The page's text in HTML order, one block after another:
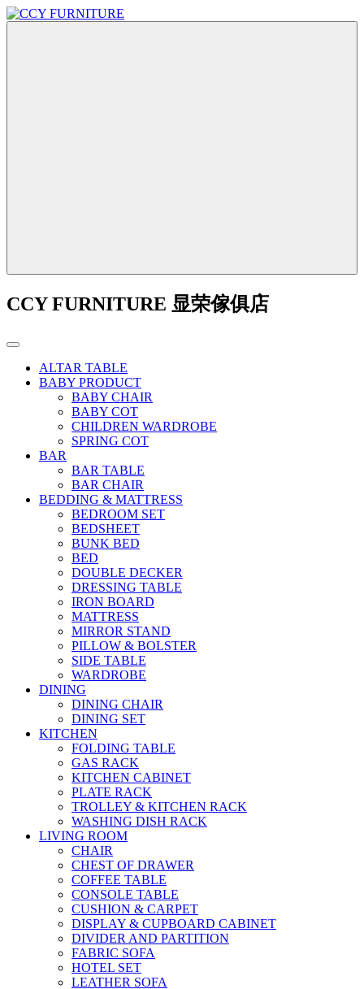
CCY FURNITURE 显荣傢俱店
ALTAR TABLE
BABY PRODUCT
BABY CHAIR
BABY COT
CHILDREN WARDROBE
SPRING COT
BAR
BAR TABLE
BAR CHAIR
BEDDING & MATTRESS
BEDROOM SET
BEDSHEET
BUNK BED
BED
DOUBLE DECKER
DRESSING TABLE
IRON BOARD
MATTRESS
MIRROR STAND
PILLOW & BOLSTER
SIDE TABLE
WARDROBE
DINING
DINING CHAIR
DINING SET
KITCHEN
FOLDING TABLE
GAS RACK
KITCHEN CABINET
PLATE RACK
TROLLEY & KITCHEN RACK
WASHING DISH RACK
LIVING ROOM
CHAIR
CHEST OF DRAWER
COFFEE TABLE
CONSOLE TABLE
CUSHION & CARPET
DISPLAY & CUPBOARD CABINET
DIVIDER AND PARTITION
FABRIC SOFA
HOTEL SET
LEATHER SOFA